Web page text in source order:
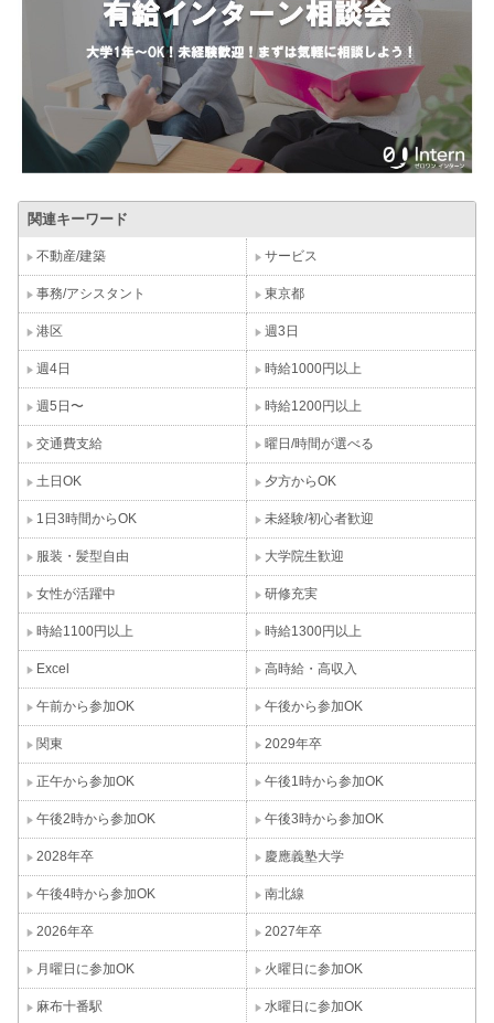
関連キーワード
不動産/建築 サービス
事務/アシスタント 東京都
港区 週3日
週4日 時給1000円以上
週5日〜 時給1200円以上
交通費支給 曜日/時間が選べる
土日OK 夕方からOK
1日3時間からOK 未経験/初心者歓迎
服装・髪型自由 大学院生歓迎
女性が活躍中 研修充実
時給1100円以上 時給1300円以上
Excel 高時給・高収入
午前から参加OK 午後から参加OK
関東 2029年卒
正午から参加OK 午後1時から参加OK
午後2時から参加OK 午後3時から参加OK
2028年卒 慶應義塾大学
午後4時から参加OK 南北線
2026年卒 2027年卒
月曜日に参加OK 火曜日に参加OK
麻布十番駅 水曜日に参加OK